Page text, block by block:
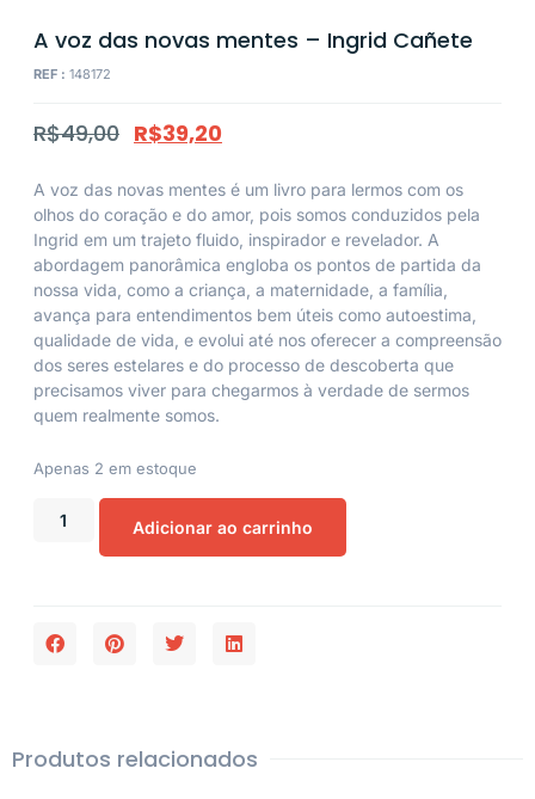
A voz das novas mentes – Ingrid Cañete
REF : 148172
R$49,00 R$39,20
A voz das novas mentes é um livro para lermos com os
olhos do coração e do amor, pois somos conduzidos pela
Ingrid em um trajeto fluido, inspirador e revelador. A
abordagem panorâmica engloba os pontos de partida da
nossa vida, como a criança, a maternidade, a família,
avança para entendimentos bem úteis como autoestima,
qualidade de vida, e evolui até nos oferecer a compreensão
dos seres estelares e do processo de descoberta que
precisamos viver para chegarmos à verdade de sermos
quem realmente somos.
Apenas 2 em estoque
Adicionar ao carrinho
Produtos relacionados